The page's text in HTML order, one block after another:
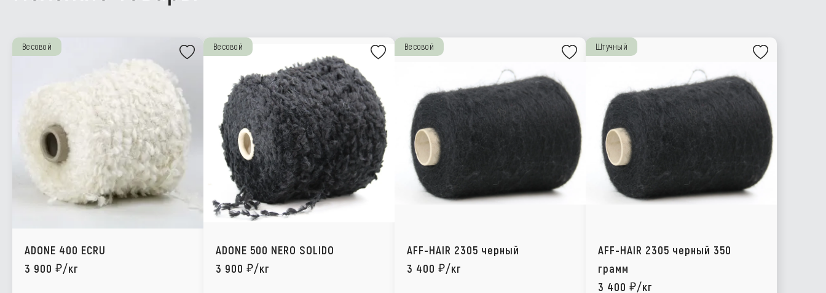
Весовой
ADONE 400 ECRU
3 900
/кг
Весовой
ADONE 500 NERO SOLIDO
3 900
/кг
Весовой
AFF-HAIR 2305 черный
3 400
/кг
Штучный
AFF-HAIR 2305 черный 350
грамм
3 400
/кг